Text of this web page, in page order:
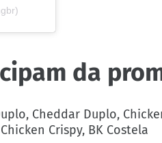
da
Cheddar Duplo,
Crispy, BK Costela